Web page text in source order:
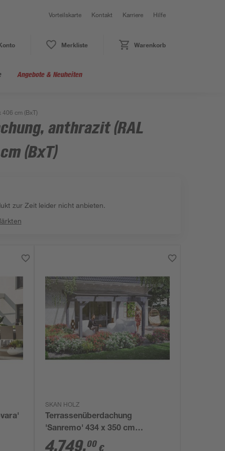
Vorteilskarte Kontakt Karriere Hilfe
Merkliste Warenkorb
Angebote & Neuheiten
cm (BxT)
anthrazit (RAL
(BxT)
zur Zeit leider nicht anbieten.
SKAN HOLZ
Terrassenüberdachung
'Sanremo' 434 x 350 cm
Leimholz Doppelstegplatten
4.749,00 €